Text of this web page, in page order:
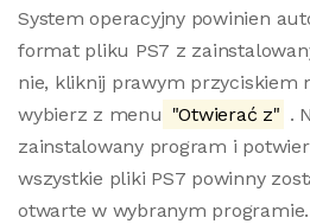
System operacyjny powinien
format pliku PS7 z
nie, kliknij prawym przyciskiem
wybierz z menu "Otwierać z" .
zainstalowany program i
wszystkie pliki PS7 powinny
otwarte w wybranym programie.